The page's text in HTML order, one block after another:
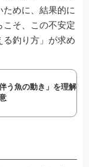
めに、結果的に
そ、この不安定
る釣り方」が求め
う魚の動き」を理解